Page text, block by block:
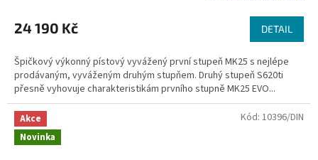
24 190 Kč DETAIL
Špičkový výkonný pístový vyvážený první stupeň MK25 s nejlépe
prodávaným, vyváženým druhým stupňem. Druhý stupeň S620ti
přesně vyhovuje charakteristikám prvního stupně MK25 EVO...
Akce
Novinka
Kód: 10396/DIN